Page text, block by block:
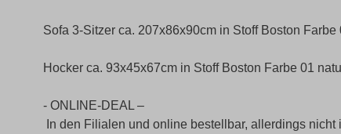
Sofa 3-Sitzer ca. 207x86x90cm in Stoff Boston Farbe
Hocker ca. 93x45x67cm in Stoff Boston Farbe 01
- ONLINE-DEAL –
In den Filialen und online bestellbar, allerdings